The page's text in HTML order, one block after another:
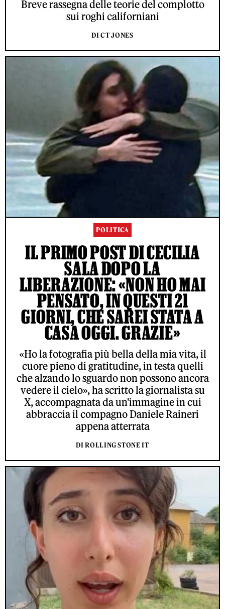
Breve rassegna delle teorie del complotto
sui roghi californiani
DI CT JONES
POLITICA
IL PRIMO POST DI CECILIA
SALA DOPO LA
LIBERAZIONE: «NON HO MAI
PENSATO, IN QUESTI 21
GIORNI, CHE SAREI STATA A
CASA OGGI. GRAZIE»
«Ho la fotografia più bella della mia vita, il
cuore pieno di gratitudine, in testa quelli
che alzando lo sguardo non possono ancora
vedere il cielo», ha scritto la giornalista su
X, accompagnata da un'immagine in cui
abbraccia il compagno Daniele Raineri
appena atterrata
DI ROLLING STONE IT